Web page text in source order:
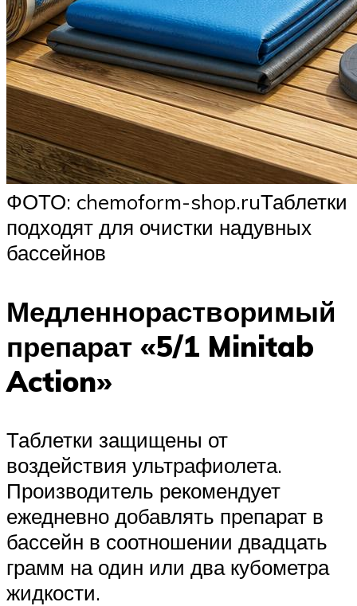
ФОТО: chemoform-shop.ruТаблетки
подходят для очистки надувных
бассейнов
Медленнорастворимый
препарат «5/1 Minitab
Action»
Таблетки защищены от
воздействия ультрафиолета.
Производитель рекомендует
ежедневно добавлять препарат в
бассейн в соотношении двадцать
грамм на один или два кубометра
жидкости.